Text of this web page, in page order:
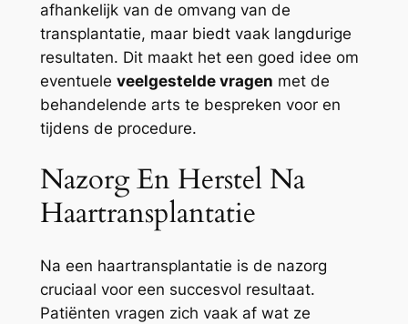
afhankelijk van de omvang van de
transplantatie, maar biedt vaak langdurige
resultaten. Dit maakt het een goed idee om
eventuele veelgestelde vragen met de
behandelende arts te bespreken voor en
tijdens de procedure.
Nazorg En Herstel Na
Haartransplantatie
Na een haartransplantatie is de nazorg
cruciaal voor een succesvol resultaat.
Patiënten vragen zich vaak af wat ze